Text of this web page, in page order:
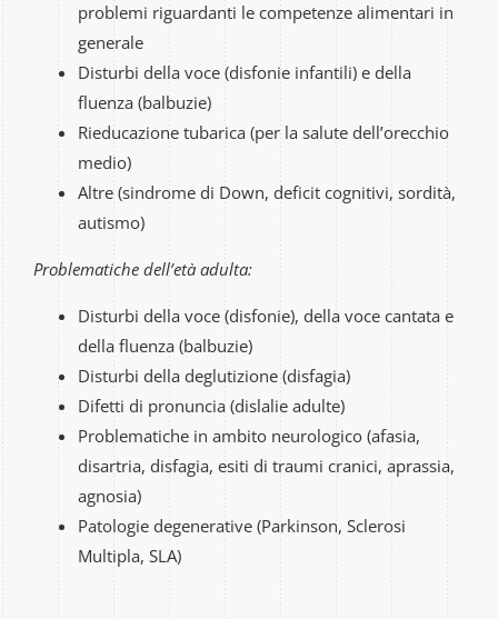
problemi riguardanti le competenze alimentari in
generale
Disturbi della voce (disfonie infantili) e della
fluenza (balbuzie)
Rieducazione tubarica (per la salute dell’orecchio
medio)
Altre (sindrome di Down, deficit cognitivi, sordità,
autismo)
Problematiche dell’età adulta:
Disturbi della voce (disfonie), della voce cantata e
della fluenza (balbuzie)
Disturbi della deglutizione (disfagia)
Difetti di pronuncia (dislalie adulte)
Problematiche in ambito neurologico (afasia,
disartria, disfagia, esiti di traumi cranici, aprassia,
agnosia)
Patologie degenerative (Parkinson, Sclerosi
Multipla, SLA)